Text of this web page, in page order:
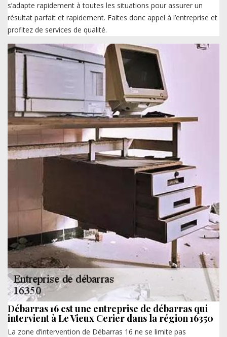
s’adapte rapidement à toutes les situations pour assurer un
résultat parfait et rapidement. Faites donc appel à l’entreprise et
profitez de services de qualité.
Débarras 16 est une entreprise de débarras qui
intervient à Le Vieux Cerier dans la région 16350
La zone d’intervention de Débarras 16 ne se limite pas